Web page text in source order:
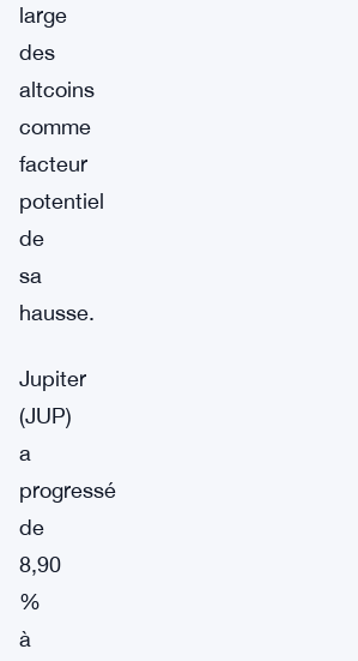
large
des
altcoins
comme
facteur
potentiel
de
sa
hausse.
Jupiter
(JUP)
a
progressé
de
8,90
%
à